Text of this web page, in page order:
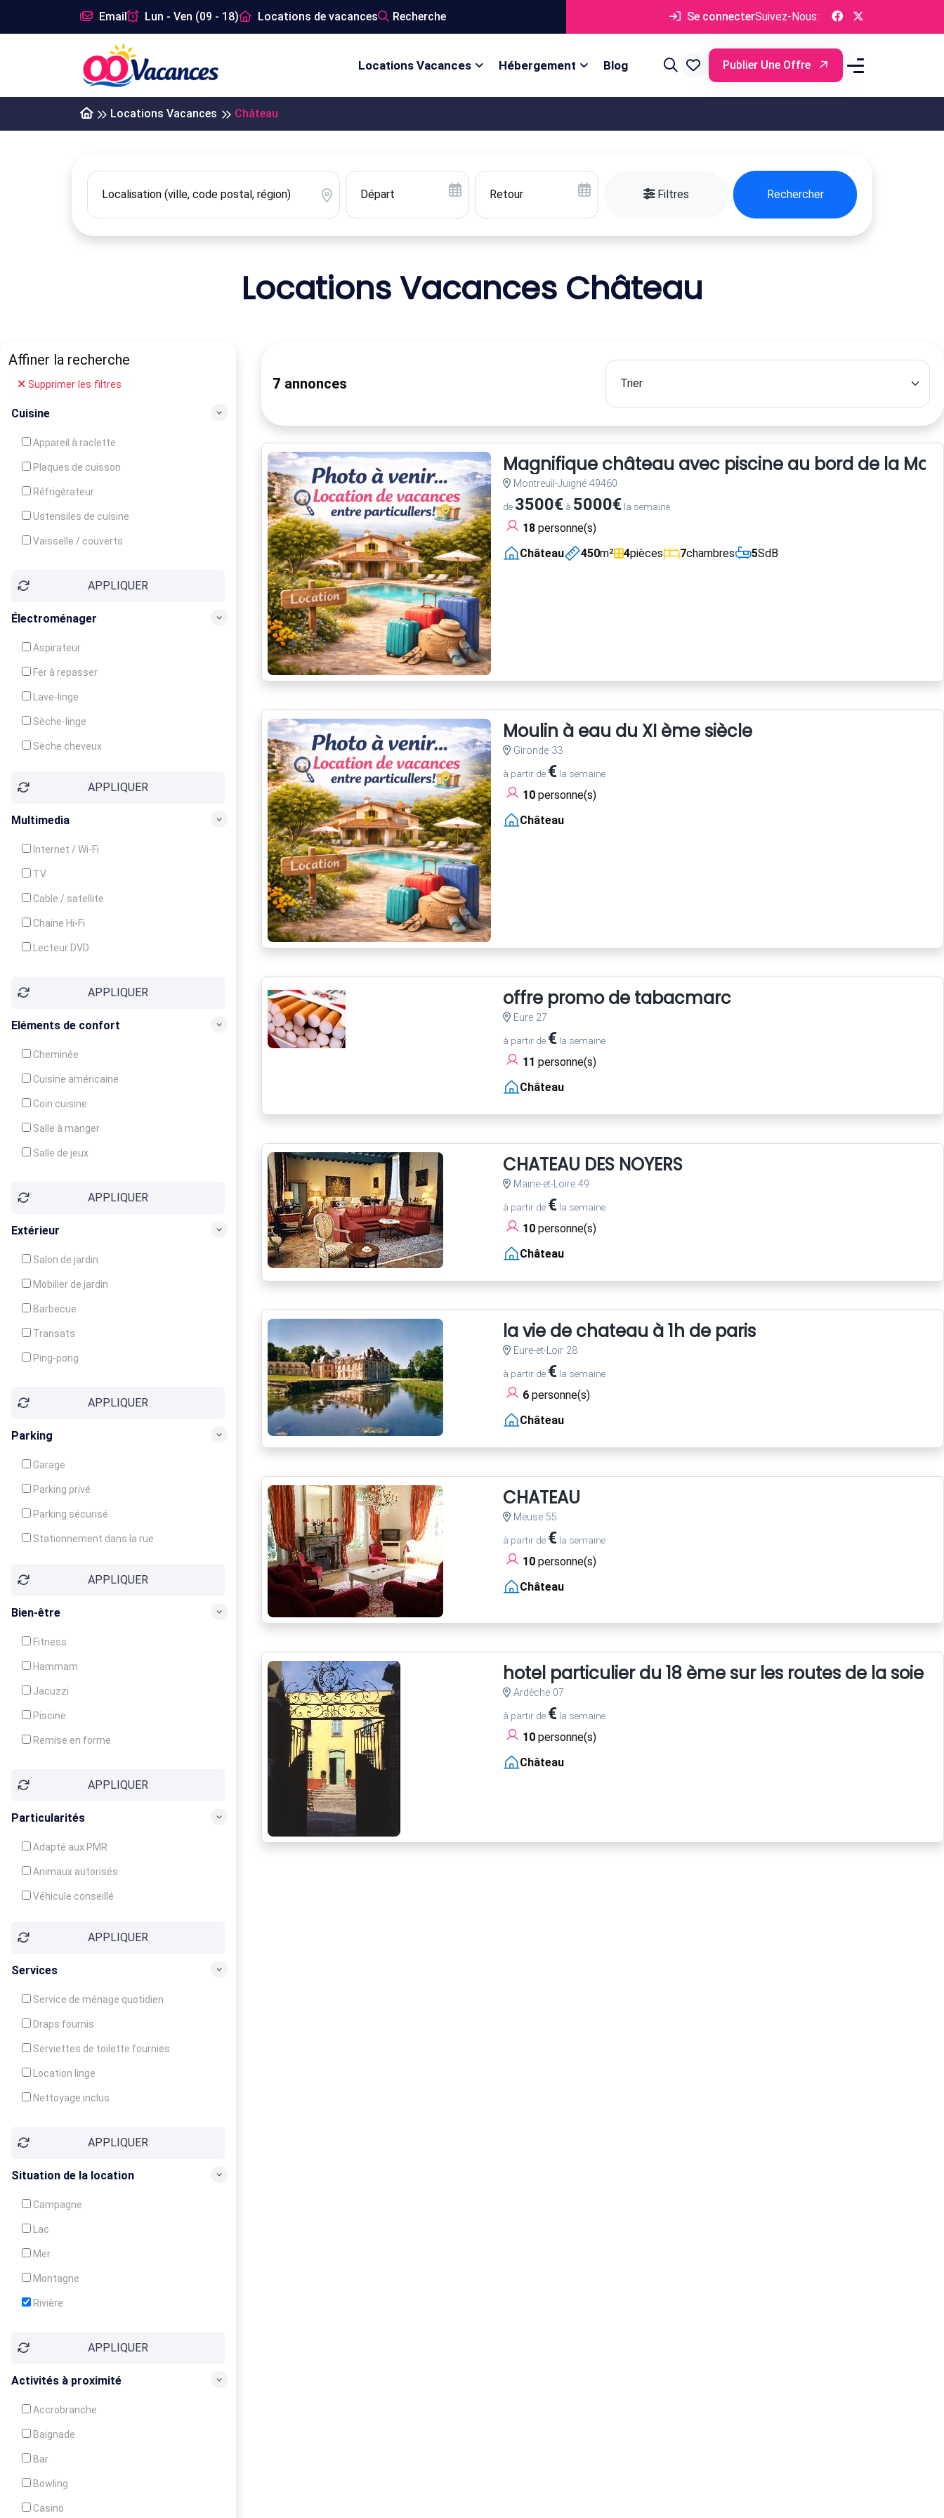
Email Lun - Ven (09 - 18) Locations de vacances Recherche Se connecterSuivez-Nous:
Locations Vacances Hébergement Blog Publier Une Offre
Locations Vacances Château
Filtres Rechercher
Locations Vacances Château
Affiner la recherche
Supprimer les filtres
Cuisine
Appareil à raclette
Plaques de cuisson
Réfrigérateur
Ustensiles de cuisine
Vaisselle / couverts
Congélateur
APPLIQUER
Électroménager
Aspirateur
Fer à repasser
Lave-linge
Sèche-linge
Sèche cheveux
APPLIQUER
Multimedia
Internet / Wi-Fi
TV
Cable / satellite
Chaine Hi-Fi
Lecteur DVD
APPLIQUER
Eléments de confort
Cheminée
Cuisine américaine
Coin cuisine
Salle à manger
Salle de jeux
Balcon / Terrasse
APPLIQUER
Extérieur
Salon de jardin
Mobilier de jardin
Barbecue
Transats
Ping-pong
Jeux d'enfantsAPPLIQUER
Parking
Garage
Parking privé
Parking sécurisé
Stationnement dans la rue
APPLIQUER
Bien-être
Fitness
Hammam
Jacuzzi
Piscine
Remise en forme
Soins du corpsAPPLIQUER
Particularités
Adapté aux PMR
Animaux autorisés
Véhicule conseillé
APPLIQUER
Services
Service de ménage quotidien
Draps fournis
Serviettes de toilette fournies
Location linge
Nettoyage inclus
Garde d'enfants
Crèche
APPLIQUER
Situation de la location
Campagne
Lac
Mer
Montagne
Rivière
APPLIQUER
Activités à proximité
Accrobranche
Baignade
Bar
Bowling
Casino
7 annonces
Magnifique château avec piscine au bord de la
Montreuil-Juigné 49460
de 3500€à 5000€la semaine
18personne(s)
Château
450m² 4pièces 7chambres 5SdB
Moulin à eau du XI ème siècle
Gironde 33
à partir de €la semaine
10personne(s)
Château
offre promo de tabacmarc
Eure 27
à partir de €la semaine
11 personne(s)
Château
CHATEAU DES NOYERS
Maine-et-Loire 49
à partir de €la semaine
10personne(s)
Château
la vie de chateau à 1h de paris
Eure-et-Loir 28
à partir de €la semaine
6personne(s)
Château
CHATEAU
Meuse 55
à partir de €la semaine
10personne(s)
Château
hotel particulier du 18 ème sur les routes de la soie
Ardèche 07
à partir de €la semaine
10personne(s)
Château